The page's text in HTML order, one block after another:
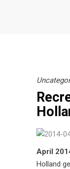
April
Holland